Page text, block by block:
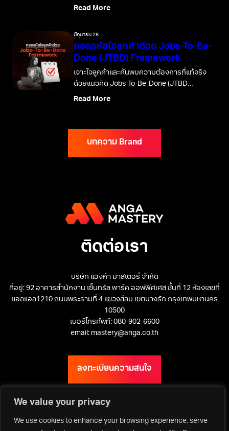
We value your privacy
We use cookies to enhance your browsing experience, serve
ไม่ต้องเขียนโค้ด พร้อมแนะนำเครื่องมือยอดนิยม
Read More
มิถุนายน 28
ถอดรหัสใจลูกค้าด้วย Jobs-To-Be-
Done (JTBD) Framework
เจาะใจลูกค้าและค้นพบความต้องการที่แท้จริง
ด้วยแนวคิด Jobs-To-Be-Done (JTBD
Framework) และนำไปพัฒนาสินค้าหรือบริการให้
Read More
บทความ Brand
ติดต่อเรา
บริษัท แองก้า มาสเตอรี่ จำกัด
ที่อยู่: 92 อาคารสำนักงาน เซ็นทรัล พาร์ค ออฟฟิศเศส ชั้นที่ 12 ห้องเลขที่
แอลแอล1210 ถนนพระรามที่ 4 แขวงสีลม เขตบางรัก กรุงเทพมหานคร
10500
เบอร์โทรศัพท์: 080-902-6600
email: mastery@anga.co.th
ลงทะเบียนความสนใจ
เว็บไซต์ ANGA Bangkok